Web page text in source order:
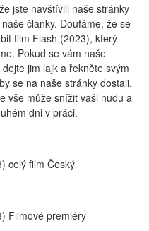
jste navštívili naše stránky
články. Doufáme, že se
film Flash (2023), který
Pokud se vám naše
jim lajk a řekněte svým
se na naše stránky dostali.
vše může snížit vaši nudu a
dni v práci.
celý film Český
Filmové premiéry